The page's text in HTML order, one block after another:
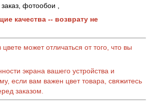
фотообои ,
качества -- возврату не
может отличаться от того, что вы
экрана вашего устройства и
если вам важен цвет товара, свяжитесь
заказом.